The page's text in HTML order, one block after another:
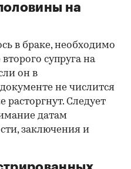
на
в браке, необходимо
супруга на
он в
не числится
расторгнут. Следует
датам
заключения и